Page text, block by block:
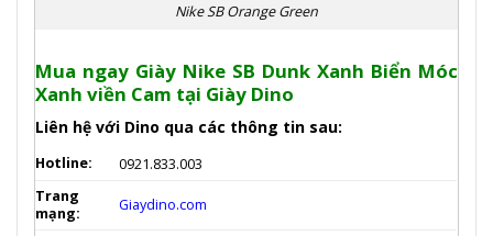
Nike SB Orange Green
Mua ngay Giày Nike SB Dunk Xanh Biển Móc
Xanh viền Cam tại Giày Dino
Liên hệ với Dino qua các thông tin sau:
Hotline:
0921.833.003
Trang
mạng:
Giaydino.com